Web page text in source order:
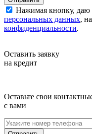
Нажимая кнопку, даю
персональных данных,
конфиденциальности.
Оставить заявку
на кредит
Оставьте свои
с вами